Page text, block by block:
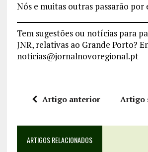
Nós e muitas outras passarão por
Tem sugestões ou notícias para
JNR, relativas ao Grande Porto?
noticias@jornalnovoregional.pt
Artigo anterior Artigo
ARTIGOS RELACIONADOS